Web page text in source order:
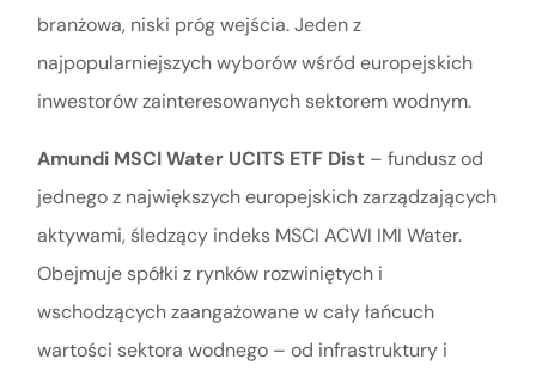
branżowa, niski próg wejścia. Jeden z
najpopularniejszych wyborów wśród europejskich
inwestorów zainteresowanych sektorem wodnym.
Amundi MSCI Water UCITS ETF Dist– fundusz od
jednego z największych europejskich zarządzających
aktywami, śledzący indeks MSCI ACWI IMI Water.
Obejmuje spółki z rynków rozwiniętych i
wschodzących zaangażowane w cały łańcuch
wartości sektora wodnego – od infrastruktury i